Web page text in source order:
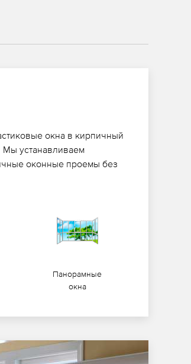
окна в кирпичный
Мы устанавливаем
оконные проемы без
Панорамные
окна